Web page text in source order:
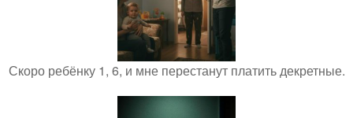
Скоро ребёнку 1, 6, и мне перестанут платить декретные.